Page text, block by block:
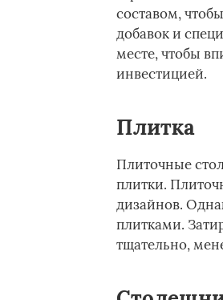
составом,
добавок и
месте, чтобы
инвестицией.
Плитка
Плиточные
плитки.
дизайнов.
плитками.
тщательно,